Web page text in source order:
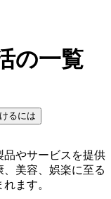
の一覧
るには
品やサービスを提供
美容、娯楽に至る
ます。